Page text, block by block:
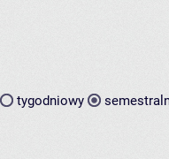
tygodniowy